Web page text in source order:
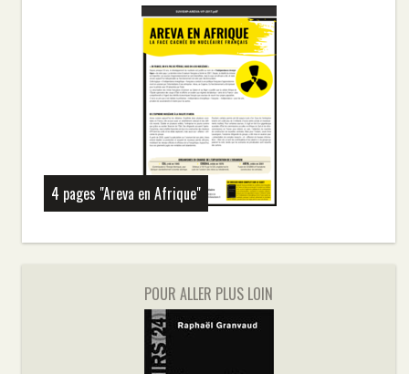
4 pages "Areva en Afrique"
POUR ALLER PLUS LOIN